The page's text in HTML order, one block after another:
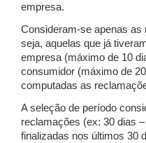
empresa.
Consideram-se apenas
seja, aquelas que já
empresa (máximo de 10
consumidor (máximo de
computadas as
A seleção de período
reclamações (ex: 30 dias
finalizadas nos últimos 30